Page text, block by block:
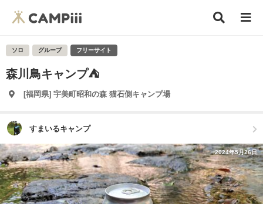
ソロ グループ フリーサイト
森川鳥キャンプ⛺
[福岡県] 宇美町昭和の森 猫石側キャンプ場
すまいるキャンプ
2024年5月26日